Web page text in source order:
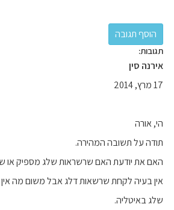
תגובות:
אירנה סין
17 מרץ, 2014
הי, אורה
תודה על תשובה המהירה.
האם את יודעת האם שרשראות שלג מספיק או
אין בעיה לקחת שרשאות דלג אבל משום מה אין
שלג באיטליה.